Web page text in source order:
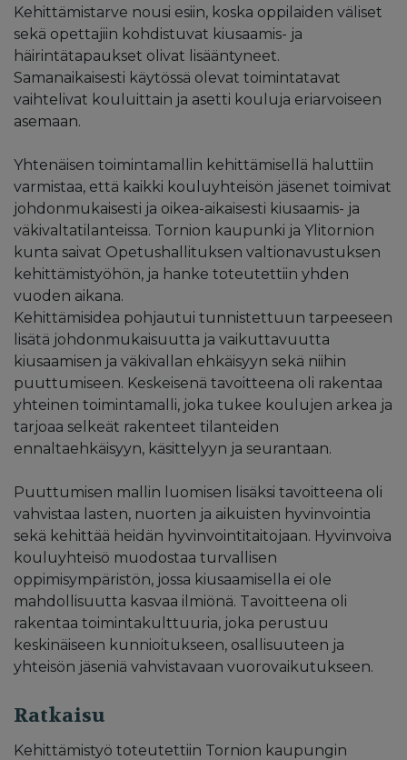
Kehittämistarve nousi esiin, koska oppilaiden väliset
sekä opettajiin kohdistuvat kiusaamis- ja
häirintätapaukset olivat lisääntyneet.
Samanaikaisesti käytössä olevat toimintatavat
vaihtelivat kouluittain ja asetti kouluja eriarvoiseen
asemaan.
Yhtenäisen toimintamallin kehittämisellä haluttiin
varmistaa, että kaikki kouluyhteisön jäsenet toimivat
johdonmukaisesti ja oikea-aikaisesti kiusaamis- ja
väkivaltatilanteissa. Tornion kaupunki ja Ylitornion
kunta saivat Opetushallituksen valtionavustuksen
kehittämistyöhön, ja hanke toteutettiin yhden
vuoden aikana.
Kehittämisidea pohjautui tunnistettuun tarpeeseen
lisätä johdonmukaisuutta ja vaikuttavuutta
kiusaamisen ja väkivallan ehkäisyyn sekä niihin
puuttumiseen. Keskeisenä tavoitteena oli rakentaa
yhteinen toimintamalli, joka tukee koulujen arkea ja
tarjoaa selkeät rakenteet tilanteiden
ennaltaehkäisyyn, käsittelyyn ja seurantaan.
Puuttumisen mallin luomisen lisäksi tavoitteena oli
vahvistaa lasten, nuorten ja aikuisten hyvinvointia
sekä kehittää heidän hyvinvointitaitojaan. Hyvinvoiva
kouluyhteisö muodostaa turvallisen
oppimisympäristön, jossa kiusaamisella ei ole
mahdollisuutta kasvaa ilmiönä. Tavoitteena oli
rakentaa toimintakulttuuria, joka perustuu
keskinäiseen kunnioitukseen, osallisuuteen ja
yhteisön jäseniä vahvistavaan vuorovaikutukseen.
Ratkaisu
Kehittämistyö toteutettiin Tornion kaupungin